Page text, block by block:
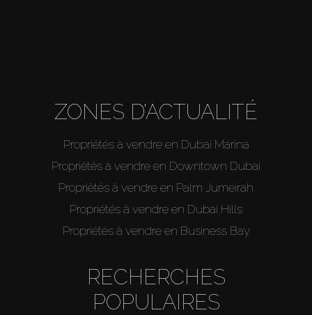
ZONES D’ACTUALITÉ
Propriétés à vendre en Dubai Marina
Propriétés à vendre en Downtown Dubai
Propriétés à vendre en Palm Jumeirah
Propriétés à vendre en Dubai Hills
Propriétés à vendre en Business Bay
RECHERCHES
POPULAIRES